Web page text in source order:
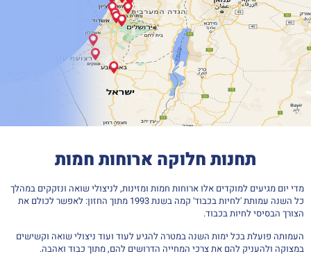
תחנות חלוקה ארוחות חמות
מדי יום מגיעים למוקדים אלו ארוחות חמות ומזינות, לניצולי שואה ונזקקים במהלך
כל השנה עמותת 'לחיות בכבוד' קמה בשנת 1993 מתוך החזון: לאפשר לכולם את
הצורך הבסיסי לחיות בכבוד.
העמותה פועלת בכל ימות השנה במטרה להגיע לעוד ועוד ניצולי שואה וקשישים
במצוקה ולהעניק להם את צרכי המחייה הדרושים להם, מתוך כבוד ואהבה.